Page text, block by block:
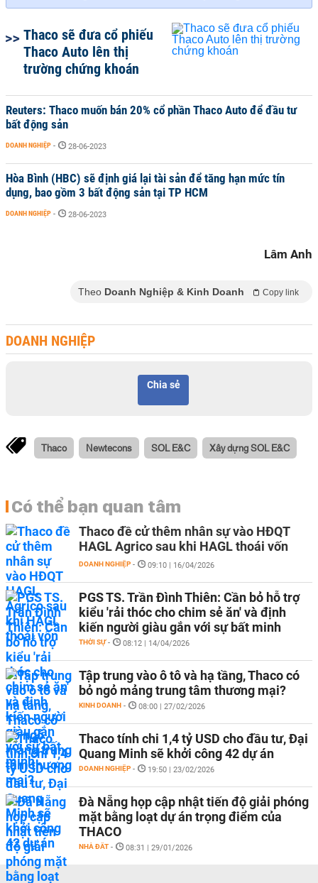
Thaco sẽ đưa cổ phiếu
Thaco Auto lên thị
trường chứng khoán
Reuters: Thaco muốn bán 20% cổ phần Thaco Auto để đầu tư
bất động sản
DOANH NGHIỆP - 28-06-2023
Hòa Bình (HBC) sẽ định giá lại tài sản để tăng hạn mức tín
dụng, bao gồm 3 bất động sản tại TP HCM
DOANH NGHIỆP - 28-06-2023
Lâm Anh
Theo Doanh Nghiệp & Kinh Doanh Copy link
DOANH NGHIỆP
Chia sẻ
Thaco Newtecons SOL E&C Xây dựng SOL E&C
Có thể bạn quan tâm
Thaco đề cử thêm nhân sự vào HĐQT
HAGL Agrico sau khi HAGL thoái vốn
DOANH NGHIỆP - 09:10 | 16/04/2026
PGS TS. Trần Đình Thiên: Cần bỏ hỗ trợ
kiểu 'rải thóc cho chim sẻ ăn' và định
kiến người giàu gắn với sự bất minh
THỜI SỰ - 08:12 | 14/04/2026
Tập trung vào ô tô và hạ tầng, Thaco có
bỏ ngỏ mảng trung tâm thương mại?
KINH DOANH - 08:00 | 27/02/2026
Thaco tính chi 1,4 tỷ USD cho đầu tư, Đại
Quang Minh sẽ khởi công 42 dự án
DOANH NGHIỆP - 19:50 | 23/02/2026
Đà Nẵng họp cập nhật tiến độ giải phóng
mặt bằng loạt dự án trọng điểm của
THACO
NHÀ ĐẤT - 08:31 | 29/01/2026